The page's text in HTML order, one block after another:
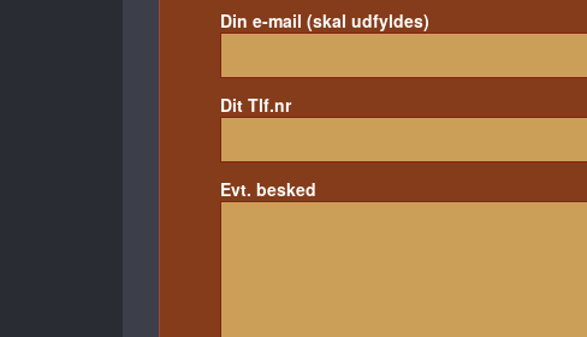
Din e-mail (skal udfyldes)
Dit Tlf.nr
Evt. besked